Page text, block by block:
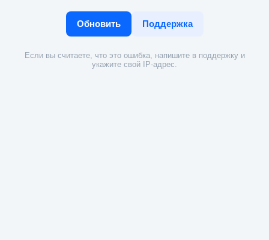
Обновить Поддержка
Если вы считаете, что это ошибка, напишите в поддержку и
укажите свой IP-адрес.